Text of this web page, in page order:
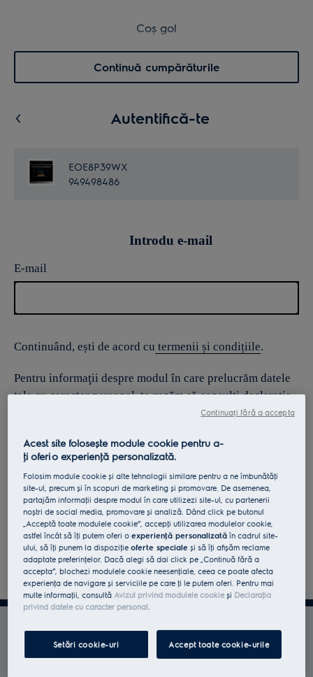
Menu 0
Coș de cumpărături
Coș gol
Continuă cumpărăturile
Autentifică-te
EOE8P39WX
949498486
Introdu e-mail
E-mail
Continuând, ești de acord cu termenii și condițiile.
Pentru informaţii despre modul în care prelucrăm datele
tale cu caracter personal, te rugăm să consulţi declaraţia
Profită la maxim de
Electrolux
Acest site folosește module cookie pentru a-
ţi oferi o experienţă personalizată.
Folosim module cookie și alte tehnologii similare pentru a ne îmbunătăţi
site-ul, precum și în scopuri de marketing și promovare. De asemenea,
partajăm informaţii despre modul în care utilizezi site-ul, cu partenerii
noștri de social media, promovare și analiză. Dând click pe butonul
„Acceptă toate modulele cookie”, accepţi utilizarea modulelor cookie,
astfel încât să îţi putem oferi oexperienţă personalizată în cadrul site-
ului, să îţi punem la dispoziţieoferte speciale și să îţi afișăm reclame
adaptate preferinţelor. Dacă alegi să dai click pe „Continuă fără a
accepta”, blochezi modulele cookie neesenţiale, ceea ce poate afecta
experienţa de navigare și serviciile pe care ţi le putem oferi. Pentru mai
multe informaţii, consultă Avizul privind modulele cookieși Declaraţia
privind datele cu caracter personal.
Setări cookie-uri Accept toate cookie-urile
Continuați fără a accepta